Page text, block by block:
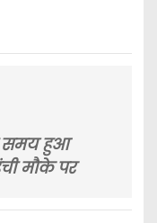
समय हुआ
मौके पर